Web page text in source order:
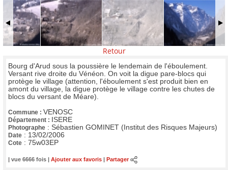
Retour
Bourg d'Arud sous la poussière le lendemain de l'éboulement.
Versant rive droite du Vénéon. On voit la digue pare-blocs qui
protège le village (attention, l'éboulement s'est produit bien en
amont du village, la digue protège le village contre les chutes de
blocs du versant de Méare).
Commune : VENOSC
Département : ISERE
Photographe : Sébastien GOMINET (Institut des Risques Majeurs)
Date : 13/02/2006
Cote : 75w03EP
| vue 6666 fois | Ajouter aux favoris Partager